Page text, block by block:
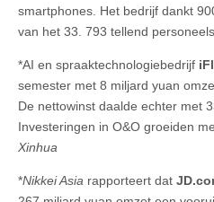
smartphones. Het bedrijf dankt
van het 33. 793 tellend
*AI en spraaktechnologiebedrijf
semester met 8 miljard yuan
De nettowinst daalde echter met
Investeringen in O&O groeiden
Xinhua
*Nikkei Asia rapporteert dat